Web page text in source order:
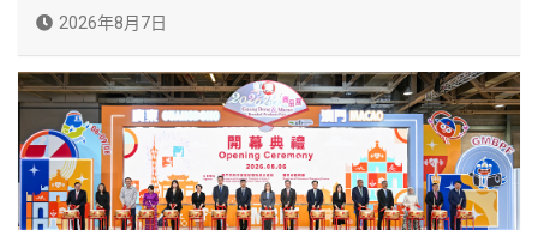
2026年8月7日